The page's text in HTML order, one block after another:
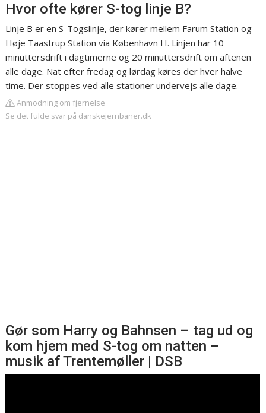
Hvor ofte kører S-tog linje B?
Linje B er en S-Togslinje, der kører mellem Farum Station og
Høje Taastrup Station via København H. Linjen har 10
minuttersdrift i dagtimerne og 20 minuttersdrift om aftenen
alle dage. Nat efter fredag og lørdag køres der hver halve
time. Der stoppes ved alle stationer undervejs alle dage.
Anmodning om fjernelse
Se det fulde svar på danskejernbaner.dk
Gør som Harry og Bahnsen – tag ud og
kom hjem med S-tog om natten –
musik af Trentemøller | DSB